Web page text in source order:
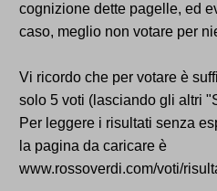
cognizione dette pagelle, ed
caso, meglio non votare per
Vi ricordo che per votare è
solo 5 voti (lasciando gli altri
Per leggere i risultati senza
la pagina da caricare è
www.rossoverdi.com/voti/